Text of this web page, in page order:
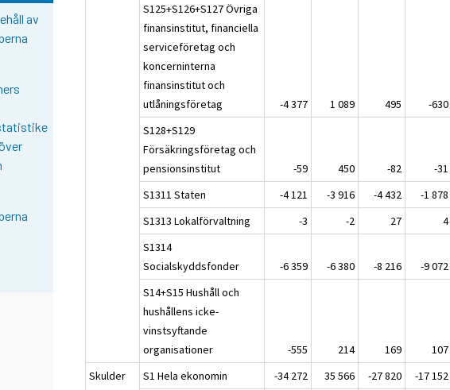
av
S125+S126+S127 Övriga
finansinstitut, financiella
serviceföretag och
koncerninterna
finansinstitut och
utlåningsföretag
-4 377 1 089 495 -630
S128+S129
Försäkringsföretag och
pensionsinstitut
-59 450 -82 -31
S1311 Staten
-4 121 -3 916 -4 432 -1 878
S1313 Lokalförvaltning
-3 -2 27 4
S1314
Socialskyddsfonder
-6 359 -6 380 -8 216 -9 072
S14+S15 Hushåll och
hushållens icke-
vinstsyftande
organisationer
-555 214 169 107
Skulder
S1 Hela ekonomin -34 272 35 566 -27 820 -17 152